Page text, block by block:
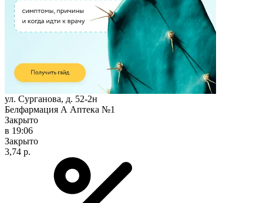
ул. Сурганова, д. 52-2н
Белфармация А Аптека №1
Закрыто
в 19:06
Закрыто
3,74 р.